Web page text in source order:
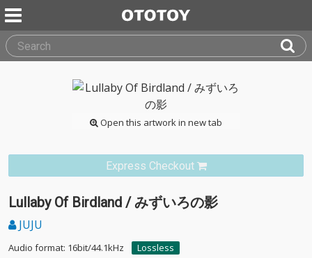
Open this artwork in new tab
Express Checkout
Lullaby Of Birdland / みずいろの影
JUJU
Audio format: 16bit/44.1kHz
Lossless